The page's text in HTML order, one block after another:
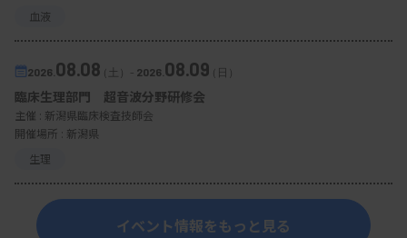
血液
2026. 08.08（土） - 2026. 08.09（日）
臨床生理部門 超音波分野研修会
主催 : 新潟県臨床検査技師会
開催場所 : 新潟県
生理
イベント情報をもっと見る